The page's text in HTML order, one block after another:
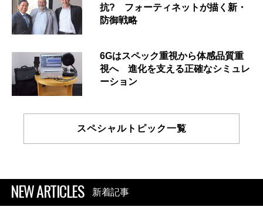
抗? フォーティネットが描く新・
防御戦略
6Gはスペック重視から体感品質重
視へ 進化を支える正確なシミュレ
ーション
スペシャルトピック一覧
NEW ARTICLES 新着記事